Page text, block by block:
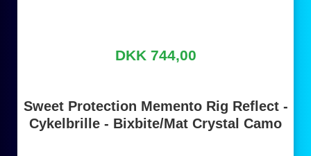
DKK 744,00
Sweet Protection Memento Rig Reflect -
Cykelbrille - Bixbite/Mat Crystal Camo